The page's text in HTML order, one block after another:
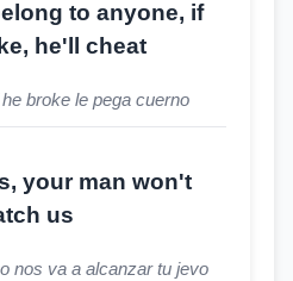
to anyone, if
he'll cheat
broke le pega cuerno
your man won't
us
nos va a alcanzar tu jevo